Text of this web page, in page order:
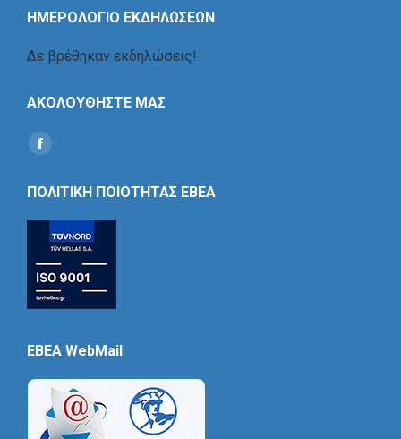
ΗΜΕΡΟΛΟΓΙΟ ΕΚΔΗΛΩΣΕΩΝ
Δε βρέθηκαν εκδηλώσεις!
ΑΚΟΛΟΥΘΗΣΤΕ ΜΑΣ
Find us on:
Social
ΠΟΛΙΤΙΚΗ ΠΟΙΟΤΗΤΑΣ ΕΒΕΑ
EBEA WebMail